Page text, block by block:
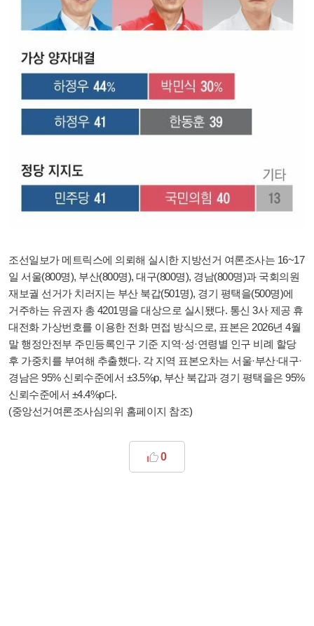
조선일보가 메트릭스에 의뢰해 실시한 지방선거 여론조사는 16~17
일 서울(800명), 부산(800명), 대구(800명), 경남(800명)과 국회의원
재보궐 선거가 치러지는 부산 북갑(501명), 경기 평택을(500명)에
거주하는 유권자 총 4201명을 대상으로 실시됐다. 통신 3사 제공 휴
대전화 가상번호를 이용한 전화 면접 방식으로, 표본은 2026년 4월
말 행정안전부 주민등록인구 기준 지역·성·연령별 인구 비례 할당
후 가중치를 부여해 추출했다. 각 지역 표본오차는 서울·부산·대구·
경남은 95% 신뢰수준에서 ±3.5%p, 부산 북갑과 경기 평택을은 95%
신뢰수준에서 ±4.4%p다.
(중앙선거여론조사심의위 홈페이지 참조)
0